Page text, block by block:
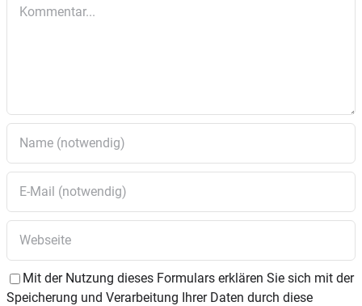
spannendes
gesorgt.
Eine Anmeldung ist nicht erforderlich – wer Lust
hat, kommt einfach vorbei. Weitere
Informationen erteilt
Telefonnummer 0160 / 62 46 157.
Mit der Nutzung dieses Formulars erklären Sie sich mit der
Speicherung und Verarbeitung Ihrer Daten durch diese